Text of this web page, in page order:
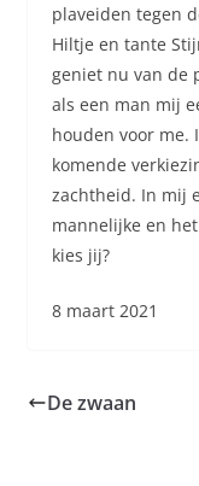
plaveiden tegen
Hiltje en tante
geniet nu van de
als een man mij
houden voor me.
komende
zachtheid. In mij
mannelijke en
kies jij?
8 maart 2021
De zwaan